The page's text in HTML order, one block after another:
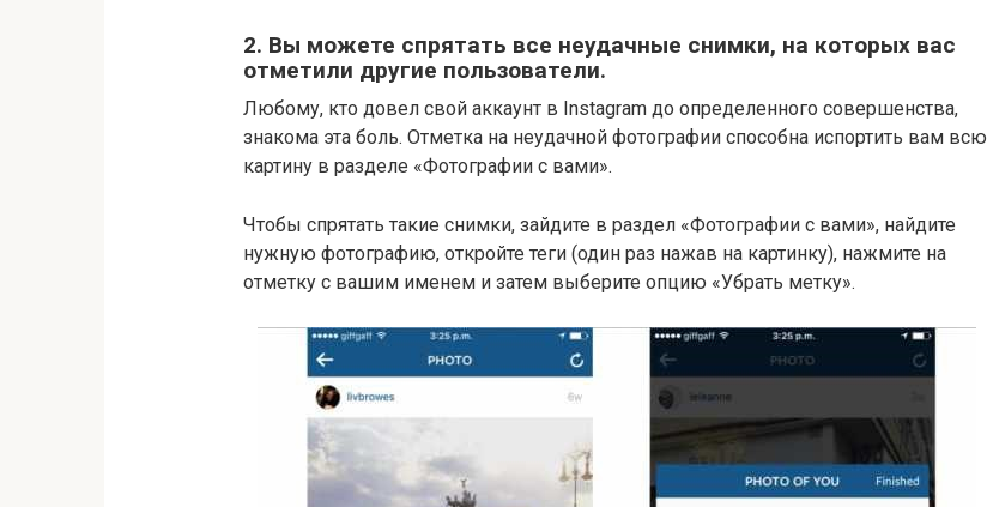
2. Вы можете спрятать все неудачные снимки, на которых вас
отметили другие пользователи.
Любому, кто довел свой аккаунт в Instagram до определенного совершенства,
знакома эта боль. Отметка на неудачной фотографии способна испортить вам всю
картину в разделе «Фотографии с вами».
Чтобы спрятать такие снимки, зайдите в раздел «Фотографии с вами», найдите
нужную фотографию, откройте теги (один раз нажав на картинку), нажмите на
отметку с вашим именем и затем выберите опцию «Убрать метку».